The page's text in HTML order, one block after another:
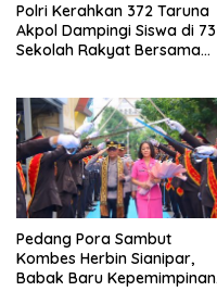
Polri Kerahkan 372 Taruna
Akpol Dampingi Siswa di 73
Sekolah Rakyat Bersama
Pedang Pora Sambut
Kombes Herbin Sianipar,
Babak Baru Kepemimpinan